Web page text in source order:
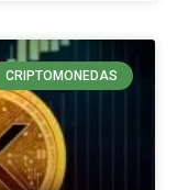
CRIPTOMONEDAS